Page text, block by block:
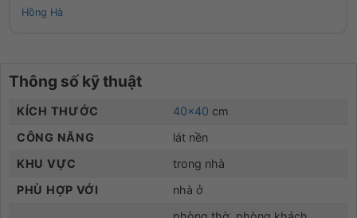
Hồng Hà
Thông số kỹ thuật
KÍCH THƯỚC 40×40 cm
CÔNG NĂNG
lát nền
KHU VỰC
trong nhà
PHÙ HỢP VỚI
nhà ở